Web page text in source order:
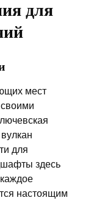
для
мест
своими
для
здесь
настоящим